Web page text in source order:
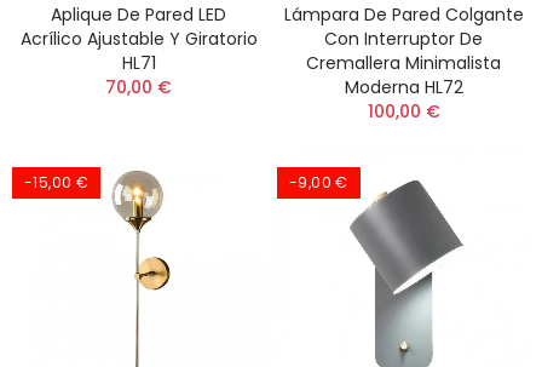
Aplique De Pared LED
Acrílico Ajustable Y Giratorio
HL71
70,00 €
Lámpara De Pared Colgante
Con Interruptor De
Cremallera Minimalista
Moderna HL72
100,00 €
-15,00 € -9,00 €